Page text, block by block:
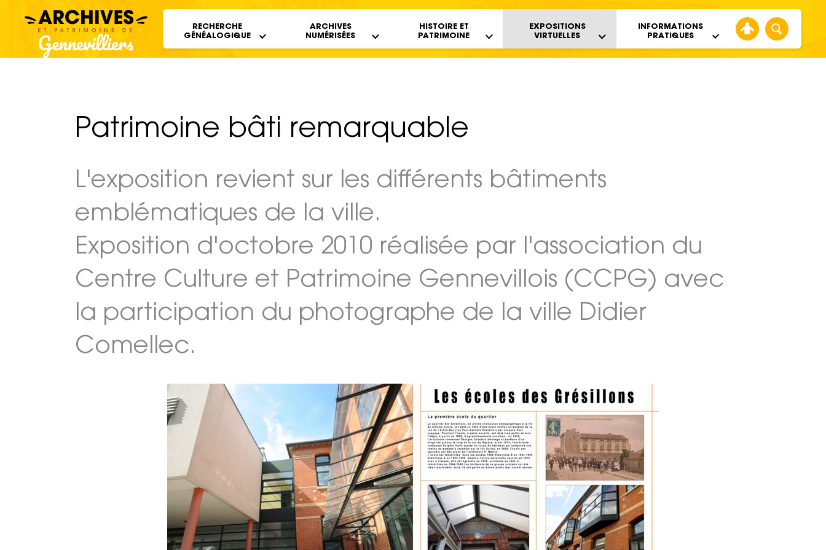
Archives et patrimoine de Gennevilliers
RECHERCHE
GÉNÉALOGIQUE
ARCHIVES
NUMÉRISÉES
HISTOIRE ET
PATRIMOINE
EXPOSITIONS
VIRTUELLES
INFORMATIONS
PRATIQUES
Patrimoine bâti remarquable
L'exposition revient sur les différents bâtiments
emblématiques de la ville.
Exposition d'octobre 2010 réalisée par l'association du
Centre Culture et Patrimoine Gennevillois (CCPG) avec
la participation du photographe de la ville Didier
Comellec.